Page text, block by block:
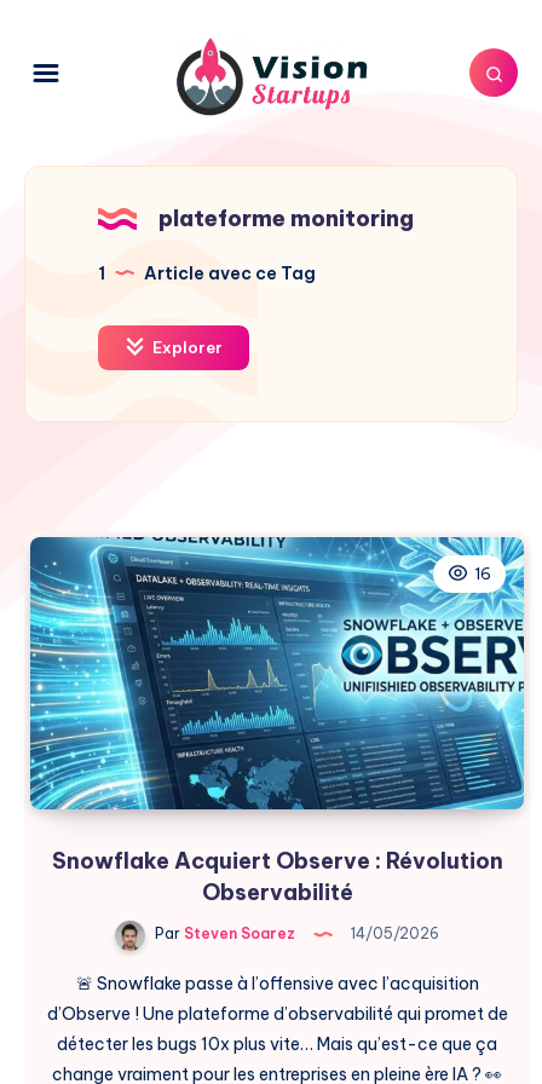
plateforme monitoring
1 Article avec ce Tag
Explorer
16
Snowflake Acquiert Observe : Révolution
Observabilité
Par Steven Soarez 14/05/2026
🚨 Snowflake passe à l’offensive avec l’acquisition
d’Observe ! Une plateforme d’observabilité qui promet de
détecter les bugs 10x plus vite… Mais qu’est-ce que ça
change vraiment pour les entreprises en pleine ère IA ? 👀